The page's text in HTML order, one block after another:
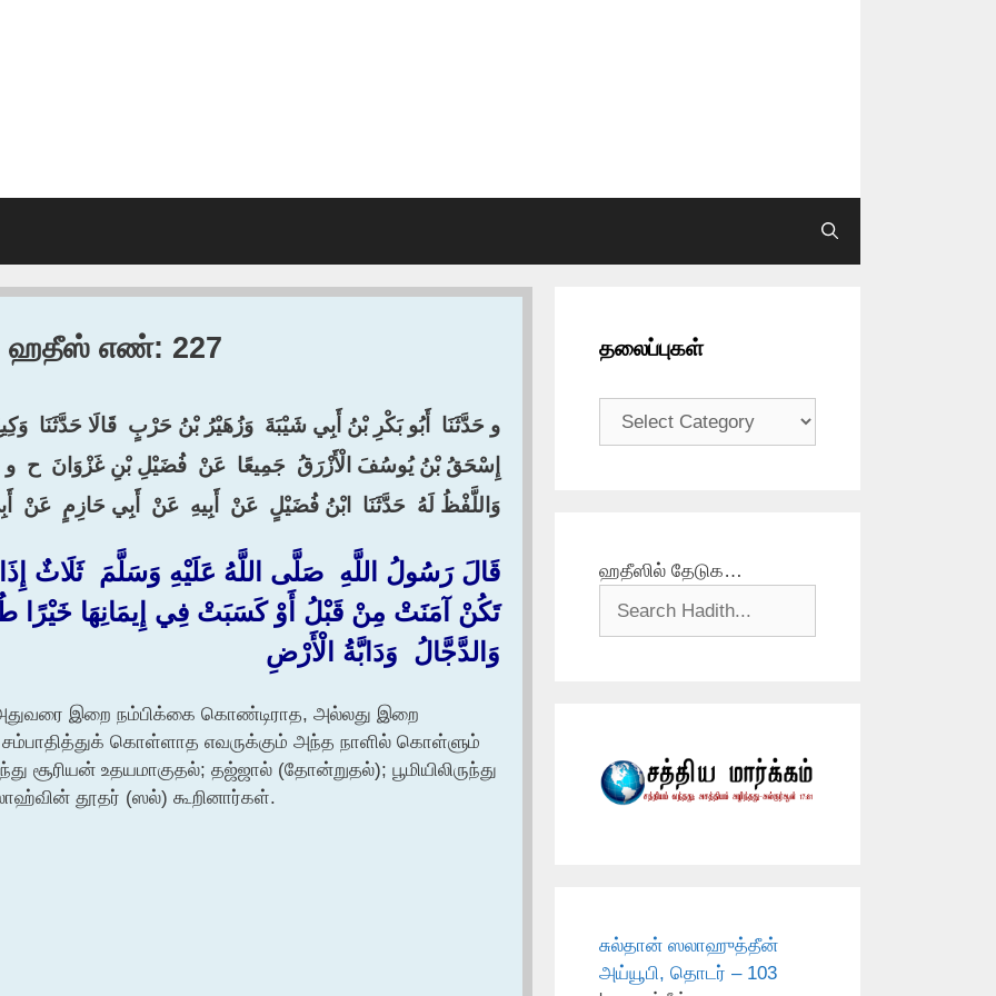
ஹதீஸ் எண்: 227
و حَدَّثَنَا ‏ ‏أَبُو بَكْرِ بْنُ أَبِي شَيْبَةَ ‏ ‏وَزُهَيْرُ بْنُ حَرْبٍ ‏ ‏قَالَا حَدَّثَنَا
‏إِسْحَقُ بْنُ يُوسُفَ الْأَزْرَقُ ‏ ‏جَمِيعًا ‏ ‏عَنْ ‏ ‏فُضَيْلِ بْنِ غَزْوَانَ ‏ ‏ح ‏ ‏و
‏وَاللَّفْظُ لَهُ ‏ ‏حَدَّثَنَا ‏ ‏ابْنُ فُضَيْلٍ ‏ ‏عَنْ ‏ ‏أَبِيهِ ‏ ‏عَنْ ‏ ‏أَبِي حَازِمٍ ‏ ‏عَنْ
‏قَالَ رَسُولُ اللَّهِ ‏ ‏صَلَّى اللَّهُ عَلَيْهِ وَسَلَّمَ ‏ ‏ثَلَاثٌ إِذَا
تَكُنْ آمَنَتْ مِنْ قَبْلُ أَوْ كَسَبَتْ فِي إِيمَانِهَا خَيْرًا
‏وَالدَّجَّالُ ‏ ‏وَدَابَّةُ الْأَرْضِ
இறை நம்பிக்கை கொண்டிராத, அல்லது இறை
கொள்ளாத எவருக்கும் அந்த நாளில் கொள்ளும்
சூரியன் உதயமாகுதல்; தஜ்ஜால் (தோன்றுதல்); பூமியிலிருந்து
தூதர் (ஸல்) கூறினார்கள்.
தலைப்புகள்
தலைப்புகள்
ஹதீஸில் தேடுக…
சுல்தான் ஸலாஹுத்தீன்
அய்யூபி, தொடர் – 103